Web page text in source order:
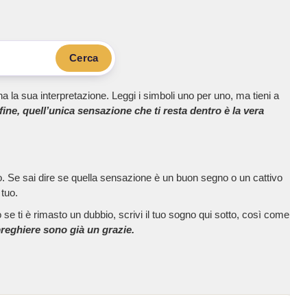
Cerca
la sua interpretazione. Leggi i simboli uno per uno, ma tieni a
quell’unica sensazione che ti resta dentro è la vera
Se sai dire se quella sensazione è un buon segno o un cattivo
ti è rimasto un dubbio, scrivi il tuo sogno qui sotto, così come
sono già un grazie.